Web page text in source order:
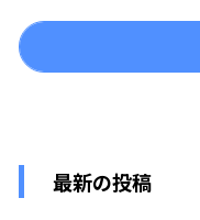
最新の投稿